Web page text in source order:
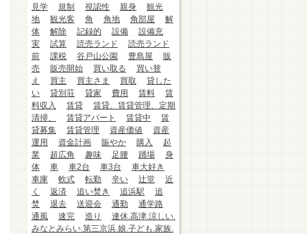
見学
規制 視認性 親身
観光
地
観光客 角 角地 角部屋
解
体
解除 記録的 設備
設備充
実
試算 読売ランド
読売ランド
前
課税 谷戸山公園 豊島屋
販
売
販売開始 買い取る
買い替
え
買主 買主さま 買取
貸した
い
貸別荘 貸家 費用 賃料
賃
料収入
賃貸
賃貸、賃貸管理、定期
清掃、
賃貸アパート 賃貸中
賃
貸募集
賃貸管理 資産価値
資産
運用
資金計画 賑やか 購入
起
業
超広角 趣味 足腰 踊場
身
体
車 車2台 車3台
車大好き
車庫
軟式 転勤 辛い 辻堂
近
く
返済 追い焚き 追浜駅
追
焚
退去 送迎会 通勤
通学路
通風
速完 造り
連休.高津.涼しい.
みなとみらい.第三京浜.娘.子ども.家族.